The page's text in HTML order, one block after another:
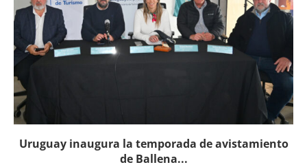
Uruguay inaugura la temporada de avistamiento
de Ballena...